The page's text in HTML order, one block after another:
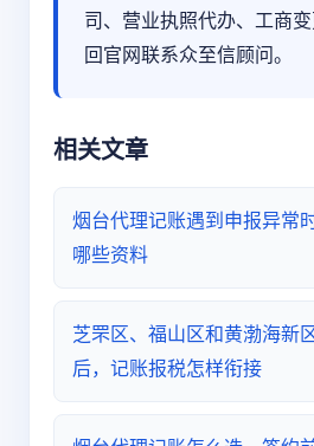
司、营业执照代办、工商
回官网联系众至信顾问。
相关文章
烟台代理记账遇到申报异常
哪些资料
芝罘区、福山区和黄渤海新
后，记账报税怎样衔接